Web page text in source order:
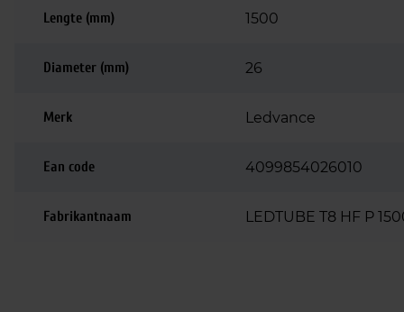
Lengte (mm) 1500
Diameter (mm) 26
Merk Ledvance
Ean code 4099854026010
Fabrikantnaam LEDTUBE T8 HF P